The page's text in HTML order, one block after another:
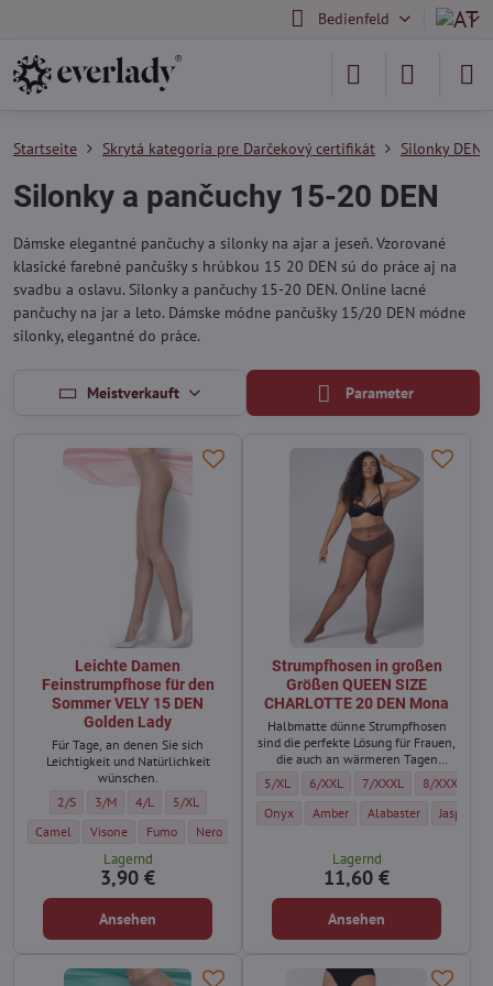
Bedienfeld
Startseite Skrytá kategoria pre Darčekový certifikát Silonky DEN
Silonky a pančuchy 15-20 DEN
Dámske elegantné pančuchy a silonky na ajar a jeseň. Vzorované
klasické farebné pančušky s hrúbkou 15 20 DEN sú do práce aj na
svadbu a oslavu. Silonky a pančuchy 15-20 DEN. Online lacné
pančuchy na jar a leto. Dámske módne pančušky 15/20 DEN módne
silonky, elegantné do práce.
Meistverkauft Parameter
Leichte Damen
Feinstrumpfhose für den
Sommer VELY 15 DEN
Golden Lady
Für Tage, an denen Sie sich
Leichtigkeit und Natürlichkeit
wünschen.
Leichte Damen Feinstrumpfhose für den Sommer VELY 15 DEN Golden Lady -
2/S Leichte Damen Feinstrumpfhose für den Sommer VELY 15 DEN Golden
3/M Leichte Damen Feinstrumpfhose für den Sommer VELY 15 DEN
4/L Leichte Damen Feinstrumpfhose für den Sommer VELY
5/XL
Leichte Damen Feinstrumpfhose für den Sommer VELY 15 DEN Golden Lady -
Camel Leichte Damen Feinstrumpfhose für den Sommer VELY 15 DEN Golden
Visone Leichte Damen Feinstrumpfhose für den Sommer VELY 15
Fumo Leichte Damen Feinstrumpfhose für den Sommer
Nero
Lagernd
3,90 €
Ansehen
Strumpfhosen in großen
Größen QUEEN SIZE
CHARLOTTE 20 DEN Mona
Halbmatte dünne Strumpfhosen
sind die perfekte Lösung für Frauen,
die auch an wärmeren Tagen
Strumpfhosen in großen Größen QUEEN
5/XL Strumpfhosen in großen Größen
6/XXL Strumpfhosen in
7/XXXL 8/XXXXL
Strumpfhosen in großen Größen QUEEN
Onyx Strumpfhosen in großen Größen
Amber Strumpfhosen in
Alabaster Jasper
Lagernd
11,60 €
Ansehen